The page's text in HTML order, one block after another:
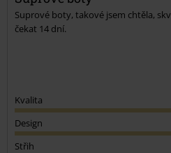
Suprové boty, takové jsem chtěla,
čekat 14 dní.
Kvalita
Design
Střih